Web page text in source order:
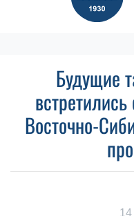
Будущие
Восточно-
14